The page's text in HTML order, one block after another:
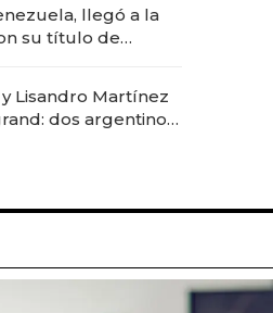
llegó a la
su título de
premium"
Lisandro Martínez
dos argentinos